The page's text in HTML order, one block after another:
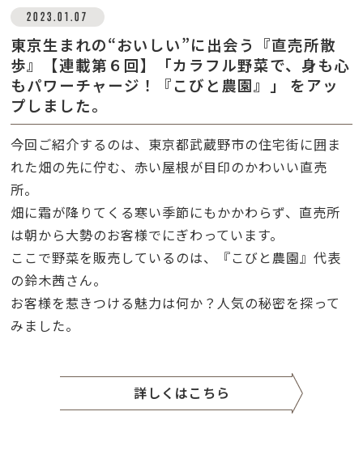
2023.01.07
東京生まれの“おいしい”に出会う『直売所散
歩』【連載第６回】「カラフル野菜で、身も心
もパワーチャージ！『こびと農園』」 をアッ
プしました。
今回ご紹介するのは、東京都武蔵野市の住宅街に囲ま
れた畑の先に佇む、赤い屋根が目印のかわいい直売
所。
畑に霜が降りてくる寒い季節にもかかわらず、直売所
は朝から大勢のお客様でにぎわっています。
ここで野菜を販売しているのは、『こびと農園』代表
の鈴木茜さん。
お客様を惹きつける魅力は何か？人気の秘密を探って
みました。
詳しくはこちら